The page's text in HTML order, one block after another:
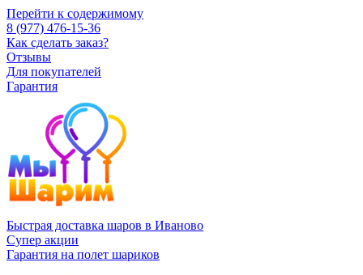
Перейти к содержимому
8 (977) 476-15-36
Как сделать заказ?
Отзывы
Для покупателей
Гарантия
Быстрая доставка шаров в Иваново
Супер акции
Гарантия на полет шариков